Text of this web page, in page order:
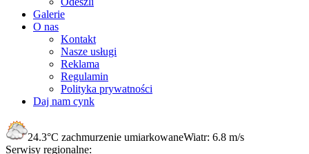
Galerie
O nas
Kontakt
Nasze usługi
Reklama
Regulamin
Polityka prywatności
Daj nam cynk
24.3°C zachmurzenie umiarkowaneWiatr: 6.8 m/s
Serwisy regionalne: